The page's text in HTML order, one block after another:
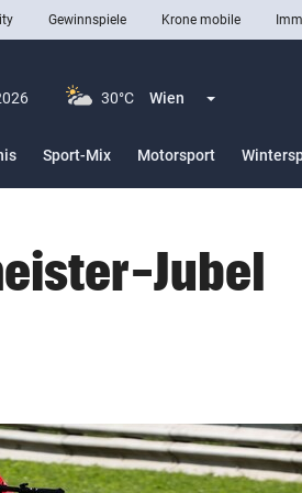
Gewinnspiele Krone mobile
30°C Wien Menü
Sport-Mix Motorsport
Jubel